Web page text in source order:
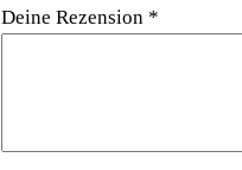
Deine Rezension *